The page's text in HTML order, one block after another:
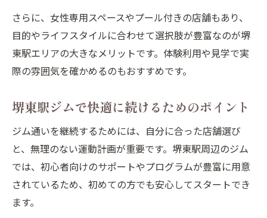
さらに、女性専用スペースやプール付きの店舗もあり、
目的やライフスタイルに合わせて選択肢が豊富なのが堺
東駅エリアの大きなメリットです。体験利用や見学で実
際の雰囲気を確かめるのもおすすめです。
堺東駅ジムで快適に続けるためのポイント
ジム通いを継続するためには、自分に合った店舗選び
と、無理のない運動計画が重要です。堺東駅周辺のジム
では、初心者向けのサポートやプログラムが豊富に用意
されているため、初めての方でも安心してスタートでき
ます。